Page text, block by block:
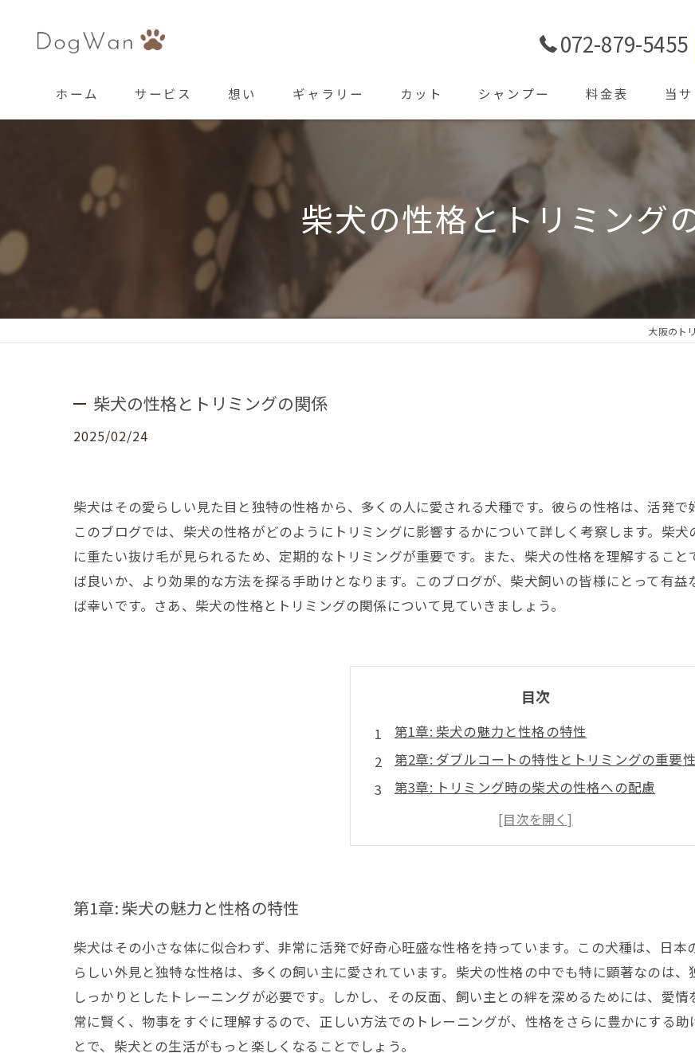
072-879-5455
ホーム サービス 想い ギャラリー カット シャンプー 料金表 当
ごあ
ホテ
送迎
柴犬の性格とトリミング
大阪のト
柴犬の性格とトリミングの関係
2025/02/24
柴犬はその愛らしい見た目と独特の性格から、多くの人に愛される犬種です。彼らの性格は、活発で
このブログでは、柴犬の性格がどのようにトリミングに影響するかについて詳しく考察します。柴
に重たい抜け毛が見られるため、定期的なトリミングが重要です。また、柴犬の性格を理解するこ
ば良いか、より効果的な方法を探る手助けとなります。このブログが、柴犬飼いの皆様にとって有
ば幸いです。さあ、柴犬の性格とトリミングの関係について見ていきましょう。
目次
第1章: 柴犬の魅力と性格の特性
第2章: ダブルコートの特性とトリミングの重要性
第3章: トリミング時の柴犬の性格への配慮
第4章: トリミングと柴犬との関係性の構築
第5章: 柴犬との生活をより良くするために
第1章: 柴犬の魅力と性格の特性
柴犬はその小さな体に似合わず、非常に活発で好奇心旺盛な性格を持っています。この犬種は、日
らしい外見と独特な性格は、多くの飼い主に愛されています。柴犬の性格の中でも特に顕著なのは、
しっかりとしたトレーニングが必要です。しかし、その反面、飼い主との絆を深めるためには、愛
常に賢く、物事をすぐに理解するので、正しい方法でのトレーニングが、性格をさらに豊かにする
とで、柴犬との生活がもっと楽しくなることでしょう。